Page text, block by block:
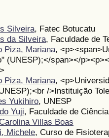
Silveira, Fatec Botucatu
da Silveira, Faculdade de
Piza, Mariana,
(UNESP);</span></
Piza, Mariana,
/>Instituição
Yukihiro, UNESP
Yuji, Faculdade de
Villas Boas
Michele, Curso de